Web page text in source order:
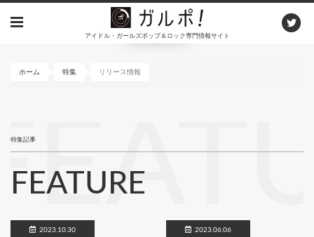
アイドル・ガールズポップ＆ロック専門情報サイト
ホーム 特集 リリース情報
特集記事
FEATURE
2023.10.30 2023.06.06